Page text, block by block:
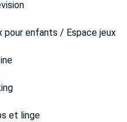
pour enfants / Espace jeux
et linge